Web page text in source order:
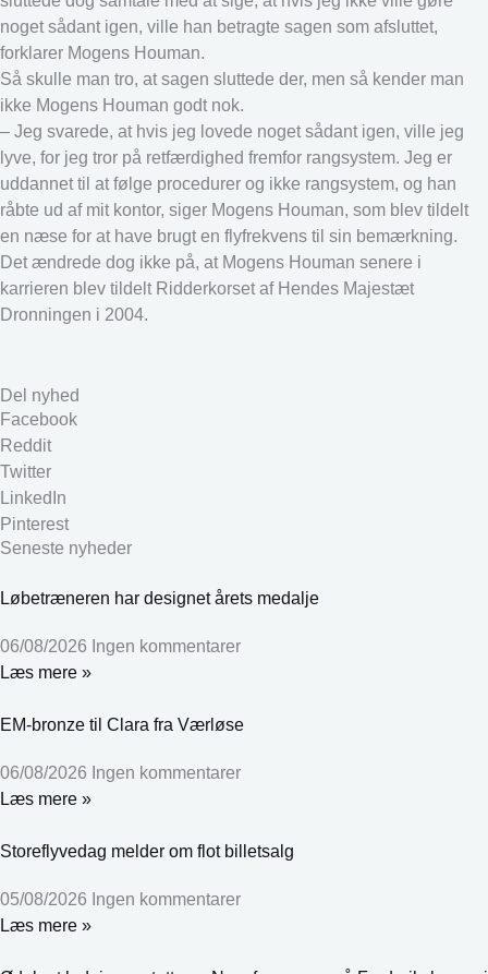
noget sådant igen, ville han betragte sagen som afsluttet,
forklarer Mogens Houman.
Så skulle man tro, at sagen sluttede der, men så kender man
ikke Mogens Houman godt nok.
– Jeg svarede, at hvis jeg lovede noget sådant igen, ville jeg
lyve, for jeg tror på retfærdighed fremfor rangsystem. Jeg er
uddannet til at følge procedurer og ikke rangsystem, og han
råbte ud af mit kontor, siger Mogens Houman, som blev tildelt
en næse for at have brugt en flyfrekvens til sin bemærkning.
Det ændrede dog ikke på, at Mogens Houman senere i
karrieren blev tildelt Ridderkorset af Hendes Majestæt
Dronningen i 2004.
Del nyhed
Facebook
Reddit
Twitter
LinkedIn
Pinterest
Seneste nyheder
Løbetræneren har designet årets medalje
06/08/2026 Ingen kommentarer
Læs mere »
EM-bronze til Clara fra Værløse
06/08/2026 Ingen kommentarer
Læs mere »
Storeflyvedag melder om flot billetsalg
05/08/2026 Ingen kommentarer
Læs mere »